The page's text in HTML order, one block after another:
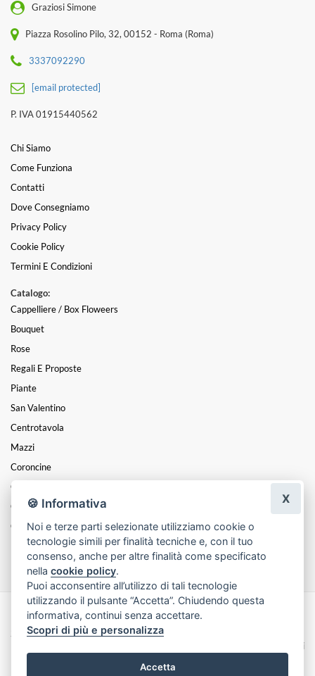
Graziosi Simone
Piazza Rosolino Pilo, 32, 00152 - Roma (Roma)
3337092290
[email protected]
P. IVA 01915440562
Chi Siamo
Come Funziona
Contatti
Dove Consegniamo
Privacy Policy
Cookie Policy
Termini E Condizioni
Catalogo:
Cappelliere / Box Floweers
Bouquet
Rose
Regali E Proposte
Piante
San Valentino
Centrotavola
Mazzi
Coroncine
Composizioni
Cesti
Cuori
Funebre
Made with byInfoser.it- Realizzazione Siti ecommerce per Fioristi
2026
Termini e Condizioni
🍪 Informativa
Noi e terze parti selezionate utilizziamo cookie o
tecnologie simili per finalità tecniche e, con il tuo
consenso, anche per altre finalità come specificato
nellacookie policy.
Puoi acconsentire all’utilizzo di tali tecnologie
utilizzando il pulsante “Accetta”. Chiudendo questa
informativa, continui senza accettare.
Scopri di più e personalizza
Accetta
X